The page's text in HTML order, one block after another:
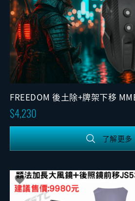
FREEDOM 後土除+牌架下移
4,230
了解更多